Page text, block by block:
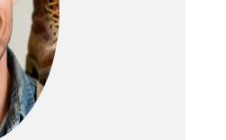
Elle est résistante à
l'usure, à la corrosion,
antirouille et capable
de supporter des
températures élevées
et basses, ce qui la